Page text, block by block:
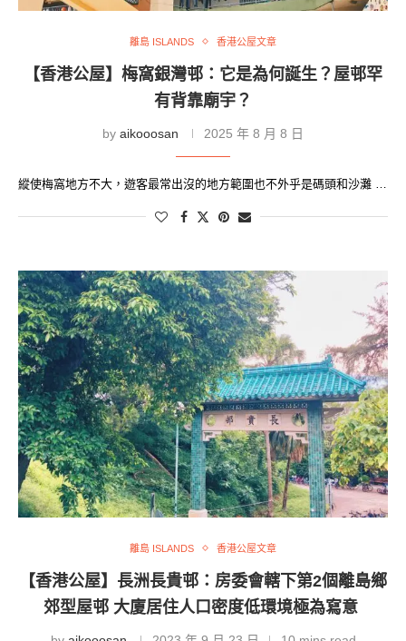
離島 ISLANDS 香港公屋文章
【香港公屋】梅窩銀灣邨：它是為何誕生？屋邨罕
有背靠廟宇？
by aikooosan 2025 年 8 月 8 日
縱使梅窩地方不大，遊客最常出沒的地方範圍也不外乎是碼頭和沙灘 …
離島 ISLANDS 香港公屋文章
【香港公屋】長洲長貴邨：房委會轄下第2個離島鄉
郊型屋邨 大廈居住人口密度低環境極為寫意